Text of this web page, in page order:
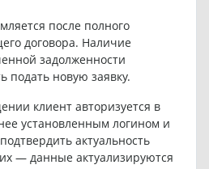
после полного
договора. Наличие
задолженности
подать новую заявку.
клиент авторизуется в
установленным логином и
актуальность
— данные актуализируются